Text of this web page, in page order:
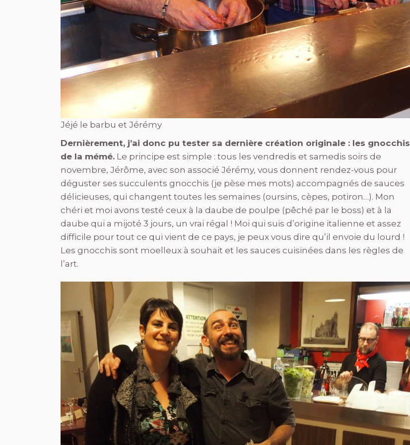
Jéjé le barbu et Jérémy
Dernièrement, j’ai donc pu tester sa dernière création originale : les gnocchis
de la mémé. Le principe est simple : tous les vendredis et samedis soirs de
novembre, Jérôme, avec son associé Jérémy, vous donnent rendez-vous pour
déguster ses succulents gnocchis (je pèse mes mots) accompagnés de sauces
délicieuses, qui changent toutes les semaines (oursins, cèpes, potiron…). Mon
chéri et moi avons testé ceux à la daube de poulpe (pêché par le boss) et à la
daube qui a mijoté 3 jours, un vrai régal ! Moi qui suis d’origine italienne et assez
difficile pour tout ce qui vient de ce pays, je peux vous dire qu’il envoie du lourd !
Les gnocchis sont moelleux à souhait et les sauces cuisinées dans les règles de
l’art.